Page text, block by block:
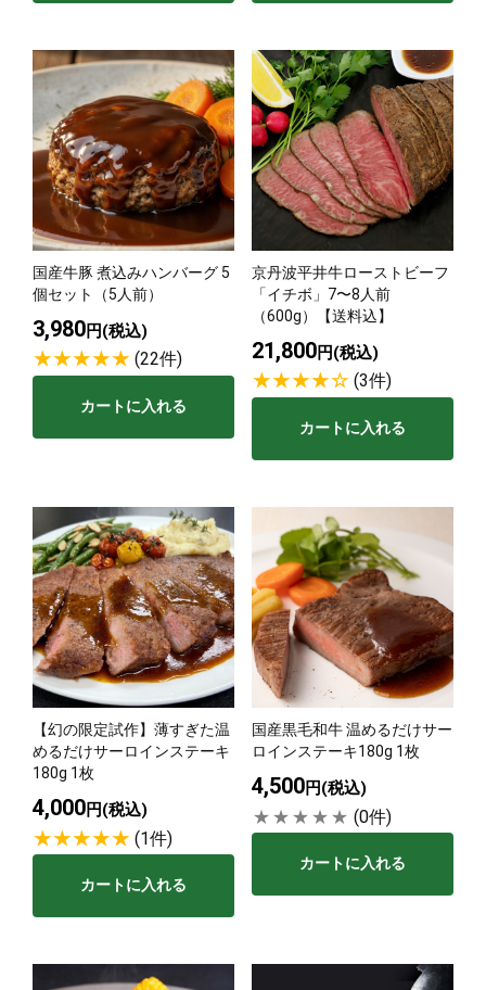
国産牛豚 煮込みハンバーグ 5
個セット（5人前）
3,980円(税込)
(22件)
カートに入れる
京丹波平井牛ローストビーフ
「イチボ」7〜8人前
（600g）【送料込】
21,800円(税込)
(3件)
カートに入れる
【幻の限定試作】薄すぎた温
めるだけサーロインステーキ
180g 1枚
4,000円(税込)
(1件)
カートに入れる
国産黒毛和牛 温めるだけサー
ロインステーキ180g 1枚
4,500円(税込)
(0件)
カートに入れる